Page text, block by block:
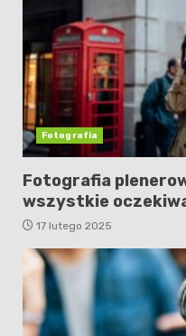
Fotografia
Fotografia
wszystkie
17 lutego 2025